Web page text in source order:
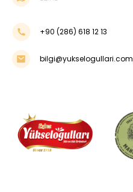
+90 (286) 618 12 13
bilgi@yukselogullari.com